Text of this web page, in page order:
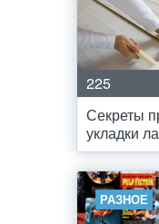
225
Секреты
укладки
РАЗНОЕ